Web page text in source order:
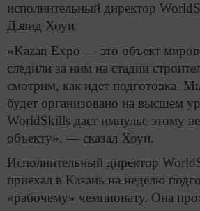
исполнительный директор
Дэвид Хоуи.
«Kazan Expo — это объект
следили за ним на стадии
смотрим, как идет подготовка.
будет организовано на высшем
WorldSkills даст импульс этому
объекту», — сказал Хоуи.
Исполнительный директор
приехал в Казань на неделю
«рабочему» чемпионату. Она